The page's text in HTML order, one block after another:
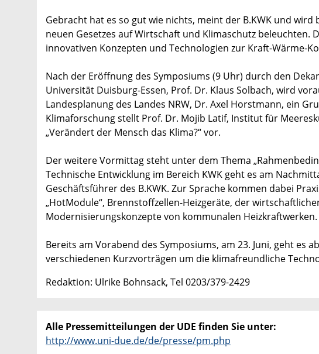
Gebracht hat es so gut wie nichts, meint der B.KWK und
neuen Gesetzes auf Wirtschaft und Klimaschutz beleuchten.
innovativen Konzepten und Technologien zur Kraft-Wärme-
Nach der Eröffnung des Symposiums (9 Uhr) durch den
Universität Duisburg-Essen, Prof. Dr. Klaus Solbach, wird
Landesplanung des Landes NRW, Dr. Axel Horstmann, ein
Klimaforschung stellt Prof. Dr. Mojib Latif, Institut für
„Verändert der Mensch das Klima?“ vor.
Der weitere Vormittag steht unter dem Thema
Technische Entwicklung im Bereich KWK geht es am
Geschäftsführer des B.KWK. Zur Sprache kommen dabei
„HotModule“, Brennstoffzellen-Heizgeräte, der
Modernisierungskonzepte von kommunalen Heizkraftwerken.
Bereits am Vorabend des Symposiums, am 23. Juni, geht es
verschiedenen Kurzvorträgen um die klimafreundliche
Redaktion: Ulrike Bohnsack, Tel 0203/379-2429
Alle Pressemitteilungen der UDE finden Sie unter:
http://www.uni-due.de/de/presse/pm.php